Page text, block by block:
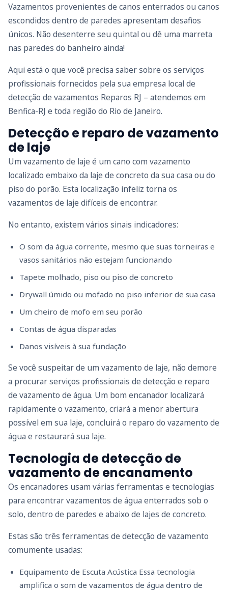
Vazamentos provenientes de canos enterrados ou canos
escondidos dentro de paredes apresentam desafios
únicos. Não desenterre seu quintal ou dê uma marreta
nas paredes do banheiro ainda!
Aqui está o que você precisa saber sobre os serviços
profissionais fornecidos pela sua empresa local de
detecção de vazamentos Reparos RJ – atendemos em
Benfica-RJ e toda região do Rio de Janeiro.
Detecção e reparo de vazamento
de laje
Um vazamento de laje é um cano com vazamento
localizado embaixo da laje de concreto da sua casa ou do
piso do porão. Esta localização infeliz torna os
vazamentos de laje difíceis de encontrar.
No entanto, existem vários sinais indicadores:
O som da água corrente, mesmo que suas torneiras e
vasos sanitários não estejam funcionando
Tapete molhado, piso ou piso de concreto
Drywall úmido ou mofado no piso inferior de sua casa
Um cheiro de mofo em seu porão
Contas de água disparadas
Danos visíveis à sua fundação
Se você suspeitar de um vazamento de laje, não demore
a procurar serviços profissionais de detecção e reparo
de vazamento de água. Um bom encanador localizará
rapidamente o vazamento, criará a menor abertura
possível em sua laje, concluirá o reparo do vazamento de
água e restaurará sua laje.
Tecnologia de detecção de
vazamento de encanamento
Os encanadores usam várias ferramentas e tecnologias
para encontrar vazamentos de água enterrados sob o
solo, dentro de paredes e abaixo de lajes de concreto.
Estas são três ferramentas de detecção de vazamento
comumente usadas:
Equipamento de Escuta Acústica Essa tecnologia
amplifica o som de vazamentos de água dentro de